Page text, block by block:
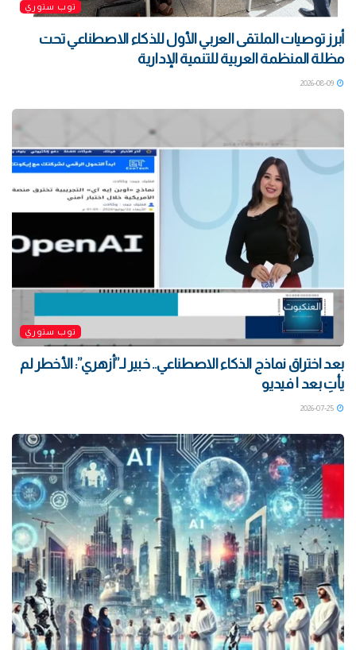
توب ستوري
أبرز توصيات الملتقى العربي الأول للذكاء الاصطناعي تحت
مظلة المنظمة العربية للتنمية الإدارية
توب ستوري
بعد اختراق نماذج الذكاء الاصطناعي.. خبير لـ”أزهري”: الأخطر لم
يأتِ بعد | فيديو